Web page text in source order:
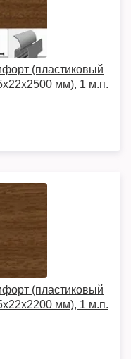
(пластиковый
мм), 1 м.п.
(пластиковый
мм), 1 м.п.